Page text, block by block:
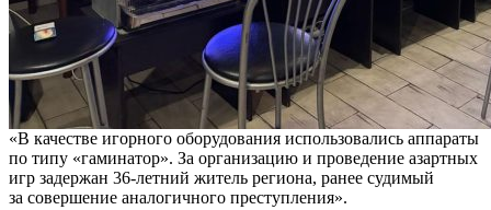
«В качестве игорного оборудования использовались аппараты
по типу «гаминатор». За организацию и проведение азартных
игр задержан 36-летний житель региона, ранее судимый
за совершение аналогичного преступления».